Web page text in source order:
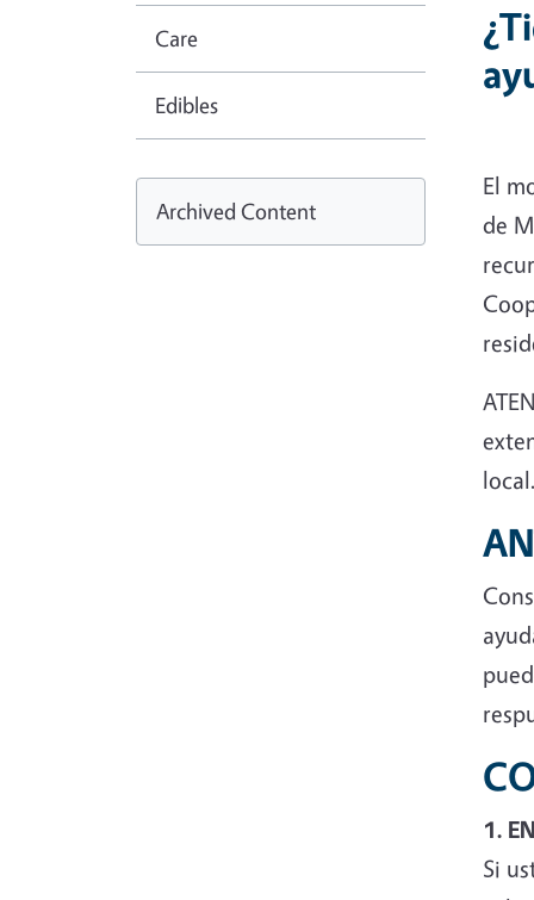
El
de
local.
1.
Si
Care
Edibles
Archived Content